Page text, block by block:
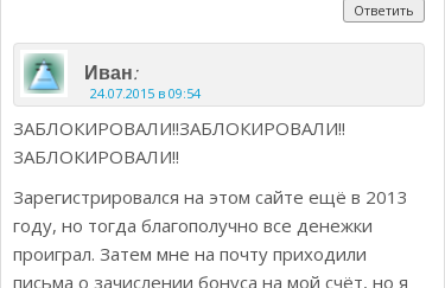
Ответить
Иван:
24.07.2015 в 09:54
ЗАБЛОКИРОВАЛИ!!ЗАБЛОКИРОВАЛИ!!
ЗАБЛОКИРОВАЛИ!!
Зарегистрировался на этом сайте ещё в 2013
году, но тогда благополучно все денежки
проиграл. Затем мне на почту приходили
письма о зачислении бонуса на мой счёт, но я